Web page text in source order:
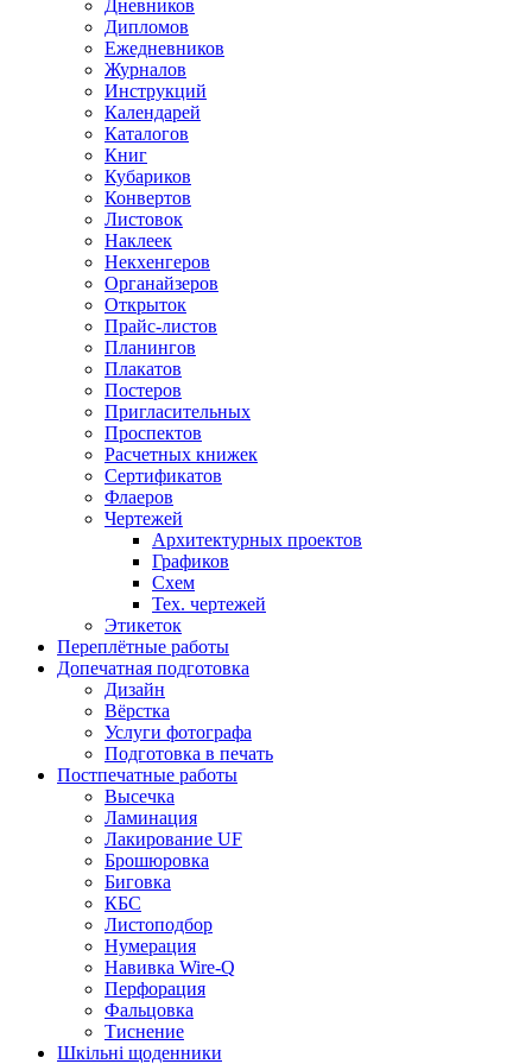
Дневников
Дипломов
Ежедневников
Журналов
Инструкций
Календарей
Каталогов
Книг
Кубариков
Конвертов
Листовок
Наклеек
Некхенгеров
Органайзеров
Открыток
Прайс-листов
Планингов
Плакатов
Постеров
Пригласительных
Проспектов
Расчетных книжек
Сертификатов
Флаеров
Чертежей
Архитектурных проектов
Графиков
Схем
Тех. чертежей
Этикеток
Переплётные работы
Допечатная подготовка
Дизайн
Вёрстка
Услуги фотографа
Подготовка в печать
Постпечатные работы
Высечка
Ламинация
Лакирование UF
Брошюровка
Биговка
КБС
Листоподбор
Нумерация
Навивка Wire-Q
Перфорация
Фальцовка
Тиснение
Шкільні щоденники